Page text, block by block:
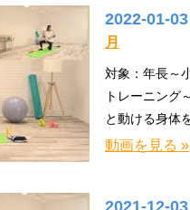
2022-01-
月
対象：年長～
トレーニング
と動ける身体
動画を見る »